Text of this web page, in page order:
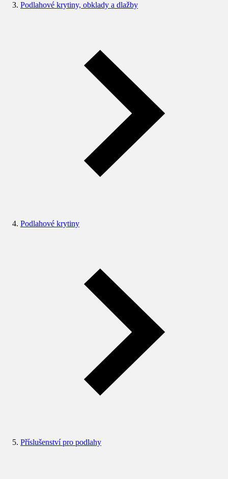
Podlahové krytiny, obklady a dlažby
Podlahové krytiny
Příslušenství pro podlahy